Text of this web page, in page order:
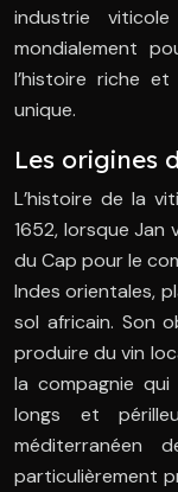
industrie
mondialement
l’histoire riche
unique.
Les origines
L’histoire de la
1652, lorsque Jan
du Cap pour le
Indes orientales,
sol africain. Son
produire du vin
la compagnie
longs et
méditerranéen
particulièrement